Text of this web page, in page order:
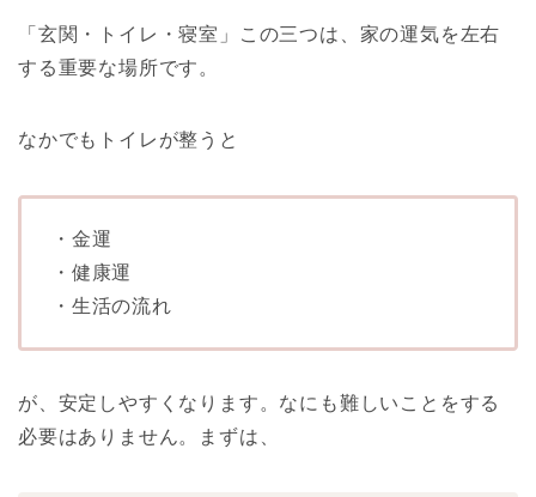
「玄関・トイレ・寝室」この三つは、家の運気を左右
する重要な場所です。
なかでもトイレが整うと
・金運
・健康運
・生活の流れ
が、安定しやすくなります。なにも難しいことをする
必要はありません。まずは、